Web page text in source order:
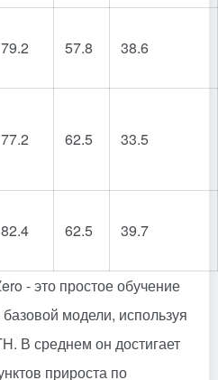
79.2 57.8 38.6
77.2 62.5 33.5
82.4 62.5 39.7
- это простое обучение
модели, используя
В среднем он достигает
прироста по